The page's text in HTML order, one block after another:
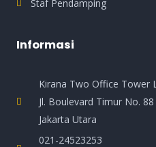
Staf Pendamping
Informasi
Kirana Two Office Tower
Jl. Boulevard Timur No.
Jakarta Utara
021-24523253